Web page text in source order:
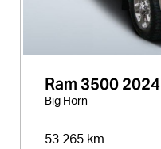
Ram 3500 2024
Big Horn
53 265 km